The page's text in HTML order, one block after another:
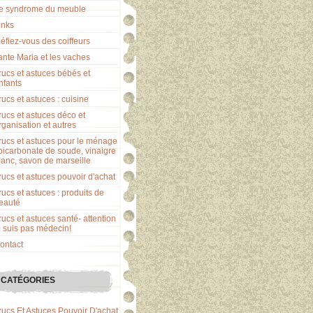
syndrome du meuble
vous des coiffeurs
Maria et les vaches
et astuces bébés et
et astuces : cuisine
et astuces déco et
et autres
et astuces pour le ménage
de soude, vinaigre
savon de marseille
et astuces pouvoir d'achat
et astuces : produits de
et astuces santé- attention
suis pas médecin!
CATÉGORIES
Et Astuces Pouvoir D'achat